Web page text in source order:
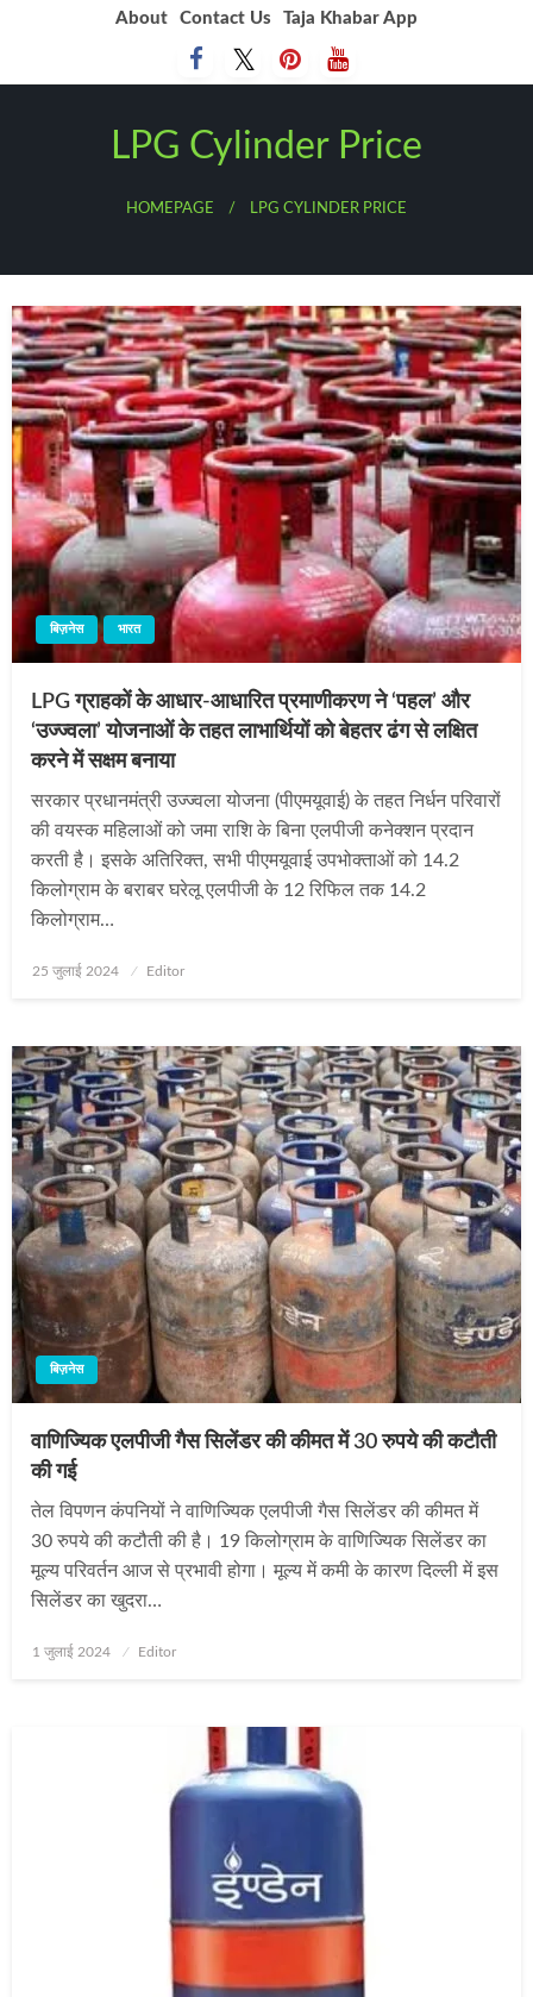
About Contact Us Taja Khabar App
LPG Cylinder Price
HOMEPAGE LPG CYLINDER PRICE
बिज़नेस भारत
LPG ग्राहकों के आधार-आधारित प्रमाणीकरण ने ‘पहल’ और
‘उज्ज्वला’ योजनाओं के तहत लाभार्थियों को बेहतर ढंग से लक्षित
करने में सक्षम बनाया
सरकार प्रधानमंत्री उज्ज्वला योजना (पीएमयूवाई) के तहत निर्धन परिवारों
की वयस्क महिलाओं को जमा राशि के बिना एलपीजी कनेक्शन प्रदान
करती है। इसके अतिरिक्त, सभी पीएमयूवाई उपभोक्ताओं को 14.2
किलोग्राम के बराबर घरेलू एलपीजी के 12 रिफिल तक 14.2
किलोग्राम…
Posted
25 जुलाई 2024 Editor
बिज़नेस
वाणिज्यिक एलपीजी गैस सिलेंडर की कीमत में 30 रुपये की कटौती
की गई
तेल विपणन कंपनियों ने वाणिज्यिक एलपीजी गैस सिलेंडर की कीमत में
30 रुपये की कटौती की है। 19 किलोग्राम के वाणिज्यिक सिलेंडर का
मूल्य परिवर्तन आज से प्रभावी होगा। मूल्य में कमी के कारण दिल्‍ली में इस
सिलेंडर का खुदरा…
Posted
1 जुलाई 2024 Editor